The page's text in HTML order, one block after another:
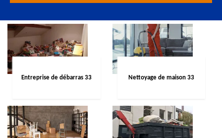
Entreprise de débarras 33 Nettoyage de maison 33